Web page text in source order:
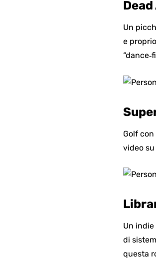
Dead
Un
e
Golf
video
Un
di
questa